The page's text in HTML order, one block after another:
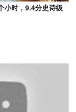
小时，9.4分史诗级